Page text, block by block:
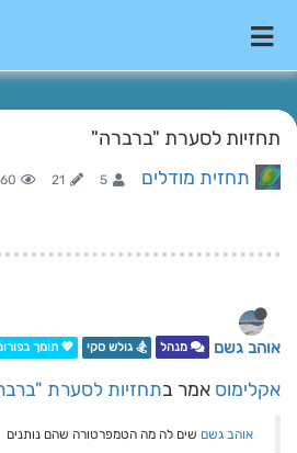
תחזיות לסערת "ברברה"
תחזית מודלים 5
21
אוהב גשם מנהל 🏂 גולש סקי 💖 תומך
אקלימוס אמר בתחזיות לסערת
אוהב גשם שים לה מה הטמפרטורה שהם נותנים